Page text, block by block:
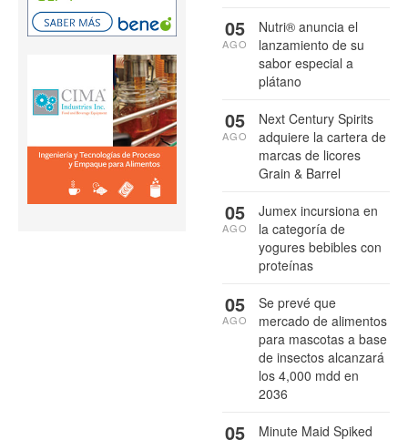
Nutri® anuncia el
lanzamiento de su
sabor especial a
plátano
05
AGO
Next Century Spirits
adquiere la cartera de
marcas de licores
Grain & Barrel
05
AGO
Jumex incursiona en
la categoría de
yogures bebibles con
proteínas
05
AGO
Se prevé que
mercado de alimentos
para mascotas a base
de insectos alcanzará
los 4,000 mdd en
2036
05
AGO
Minute Maid Spiked
05